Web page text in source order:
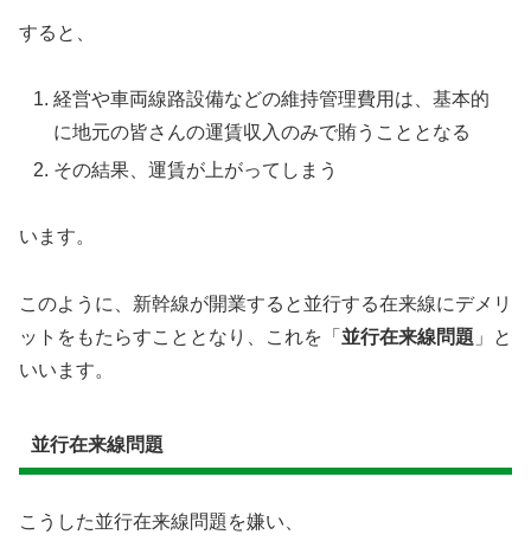
すると、
経営や車両線路設備などの維持管理費用は、基本的
に地元の皆さんの運賃収入のみで賄うこととなる
その結果、運賃が上がってしまう
います。
このように、新幹線が開業すると並行する在来線にデメリ
ットをもたらすこととなり、これを「 並行在来線問題 」と
いいます。
並行在来線問題
こうした並行在来線問題を嫌い、